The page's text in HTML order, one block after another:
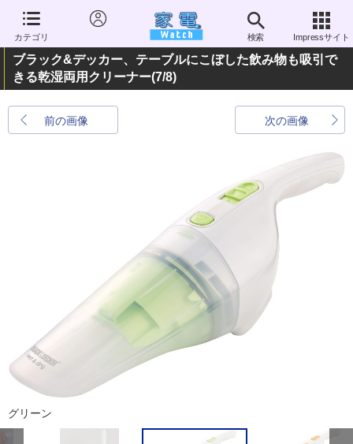
カテゴリ 検索 Impressサイト
ブラック&デッカー、テーブルにこぼした飲み物も吸引で
きる乾湿両用クリーナー(7/8)
前の画像 次の画像
グリーン